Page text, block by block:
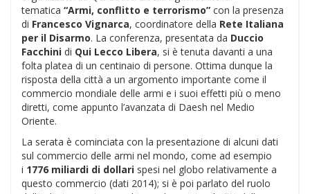
tematica “Armi, conflitto e terrorismo” con la presenza
di Francesco Vignarca, coordinatore della Rete Italiana
per il Disarmo​. La conferenza, presentata da Duccio
Facchini di Qui Lecco Libera, si è tenuta davanti a una
folta platea di un centinaio di persone. Ottima dunque la
risposta della città a un argomento importante come il
commercio mondiale delle armi e i suoi effetti più o meno
diretti, come appunto l’avanzata di Daesh nel Medio
Oriente.
La serata è cominciata con la presentazione di alcuni dati
sul commercio delle armi nel mondo, come ad esempio
i 1776 miliardi di dollari spesi nel globo relativamente a
questo commercio (dati 2014); si è poi parlato del ruolo